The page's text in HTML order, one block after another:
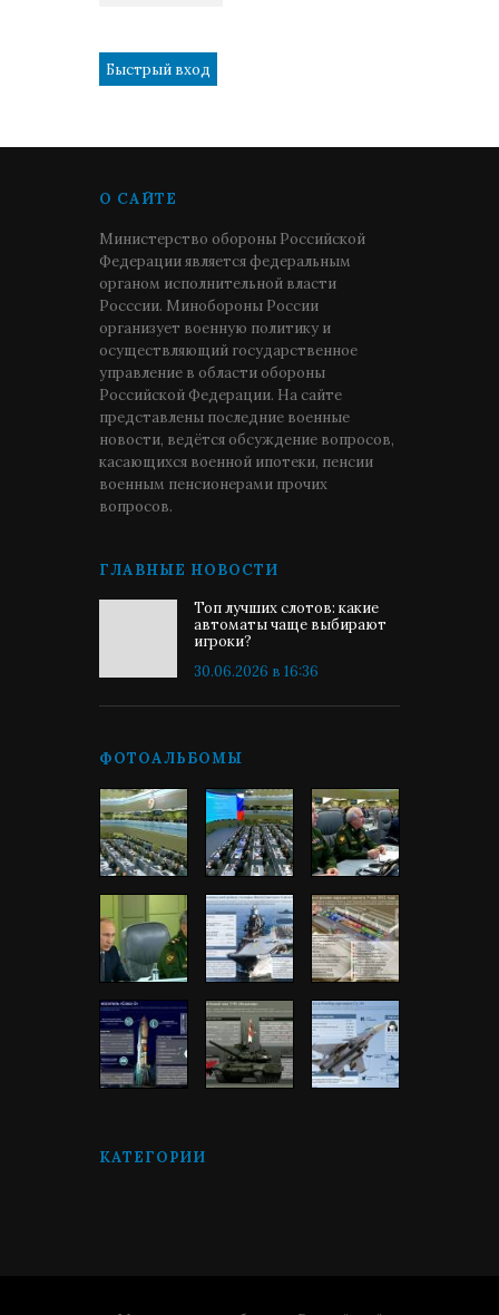
О САЙТЕ
Министерство обороны Российской
Федерации является федеральным
органом исполнительной власти
Росссии. Минобороны России
организует военную политику и
осуществляющий государственное
управление в области обороны
Российской Федерации. На сайте
представлены последние военные
новости, ведётся обсуждение вопросов,
касающихся военной ипотеки, пенсии
военным пенсионерами прочих
вопросов.
ГЛАВНЫЕ НОВОСТИ
Топ лучших слотов: какие
автоматы чаще выбирают
игроки?
30.06.2026 в 16:36
ФОТОАЛЬБОМЫ
КАТЕГОРИИ